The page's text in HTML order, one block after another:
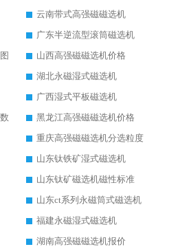
云南带式高强磁磁选机
广东半逆流型滚筒磁选机
山西高强磁磁选机价格
湖北永磁湿式磁选机
广西湿式平板磁选机
黑龙江高强磁磁选机价格
重庆高强磁磁选机分选粒度
山东钛铁矿湿式磁选机
山东钛矿磁选机磁性标准
山东ct系列永磁筒式磁选机
福建永磁湿式磁选机
湖南高强磁磁选机报价